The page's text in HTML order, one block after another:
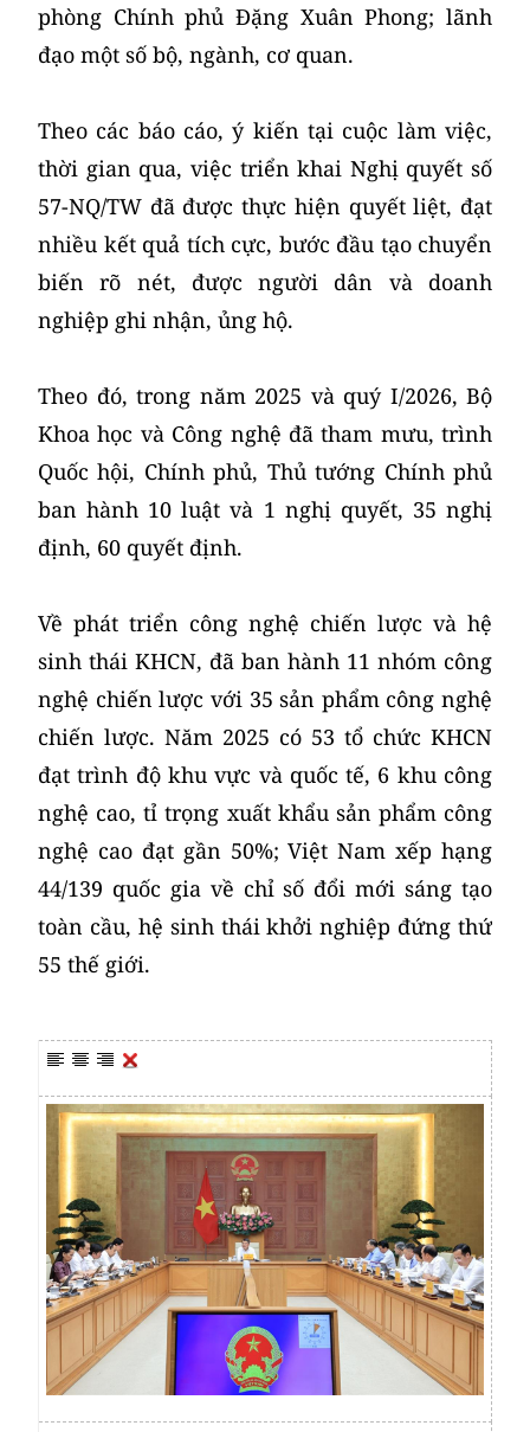
phòng Chính phủ Đặng Xuân Phong; lãnh
đạo một số bộ, ngành, cơ quan.
Theo các báo cáo, ý kiến tại cuộc làm việc,
thời gian qua, việc triển khai Nghị quyết số
57-NQ/TW đã được thực hiện quyết liệt, đạt
nhiều kết quả tích cực, bước đầu tạo chuyển
biến rõ nét, được người dân và doanh
nghiệp ghi nhận, ủng hộ.
Theo đó, trong năm 2025 và quý I/2026, Bộ
Khoa học và Công nghệ đã tham mưu, trình
Quốc hội, Chính phủ, Thủ tướng Chính phủ
ban hành 10 luật và 1 nghị quyết, 35 nghị
định, 60 quyết định.
Về phát triển công nghệ chiến lược và hệ
sinh thái KHCN, đã ban hành 11 nhóm công
nghệ chiến lược với 35 sản phẩm công nghệ
chiến lược. Năm 2025 có 53 tổ chức KHCN
đạt trình độ khu vực và quốc tế, 6 khu công
nghệ cao, tỉ trọng xuất khẩu sản phẩm công
nghệ cao đạt gần 50%; Việt Nam xếp hạng
44/139 quốc gia về chỉ số đổi mới sáng tạo
toàn cầu, hệ sinh thái khởi nghiệp đứng thứ
55 thế giới.